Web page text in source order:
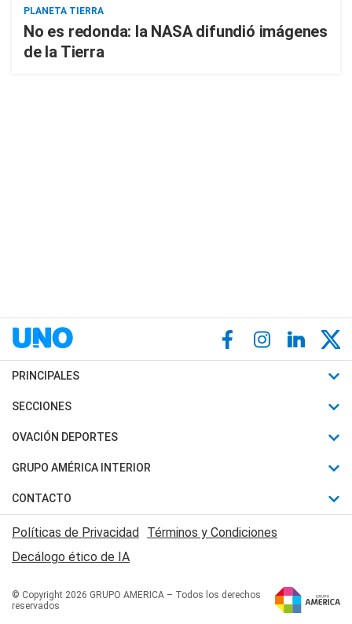
PLANETA TIERRA
No es redonda: la NASA difundió imágenes
de la Tierra
PRINCIPALES
Últimas Noticias
Política
Judiciales
Economia
SECCIONES
Horóscopo
Motores
Trucos caseros
Series y Películas
Edictos y Solicitadas
OVACIÓN DEPORTES
Fútbol
Mundial
Automovilismo
Rugby
Básquet
GRUPO AMÉRICA INTERIOR
Canal 7 en Vivo
San Juan 8
CONTACTO
Acerca de Nosotros
Contactanos
Políticas de Privacidad Términos y Condiciones
Decálogo ético de IA
© Copyright 2026 GRUPO AMERICA – Todos los derechos
reservados